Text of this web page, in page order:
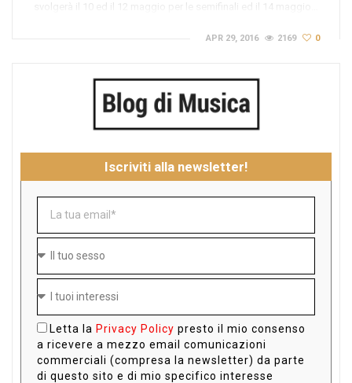
svolgerà il 10 ed il 12 maggio per le semifinali ed il 14 maggio…
APR 29, 2016 2169 0
Iscriviti alla newsletter!
Letta la Privacy Policy presto il mio consenso
a ricevere a mezzo email comunicazioni
commerciali (compresa la newsletter) da parte
di questo sito e di mio specifico interesse